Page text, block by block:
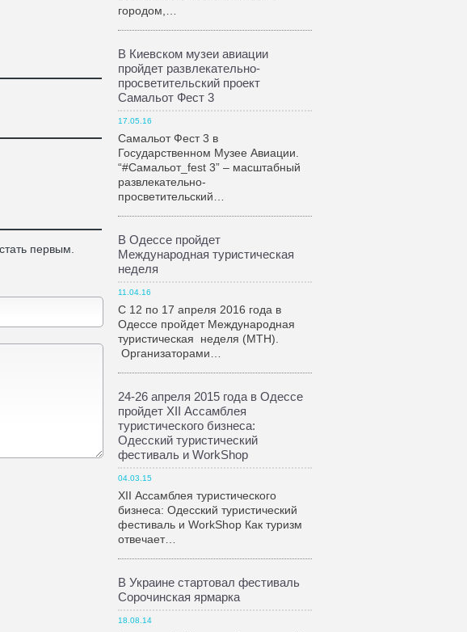
первым.
городом,…
В Киевском музеи авиации
пройдет развлекательно-
просветительский проект
Самальот Фест 3
17.05.16
Самальот Фест 3 в
Государственном Музее Авиации.
“#Самальот_fest 3” – масштабный
развлекательно-
просветительский…
В Одессе пройдет
Международная туристическая
неделя
11.04.16
С 12 по 17 апреля 2016 года в
Одессе пройдет Международная
туристическая неделя (МТН).
Организаторами…
24-26 апреля 2015 года в Одессе
пройдет XII Ассамблея
туристического бизнеса:
Одесский туристический
фестиваль и WorkShop
04.03.15
XII Ассамблея туристического
бизнеса: Одесский туристический
фестиваль и WorkShop Как туризм
отвечает…
В Украине стартовал фестиваль
Сорочинская ярмарка
18.08.14